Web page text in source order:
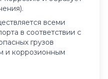
всеми
в соответствии с
грузов
и коррозионным